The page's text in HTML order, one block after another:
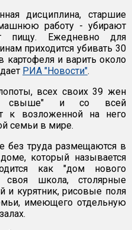
дисциплина, старшие
работу - убирают
пищу. Ежедневно для
приходится убивать 30
картофеля и варить около
РИА "Новости".
всех своих 39 жен
свыше" и со всей
к возложенной на него
семьи в мире.
без труда размещаются в
который называется
как "дом нового
школа, столярные
и курятник, рисовые поля
имеющего отдельную